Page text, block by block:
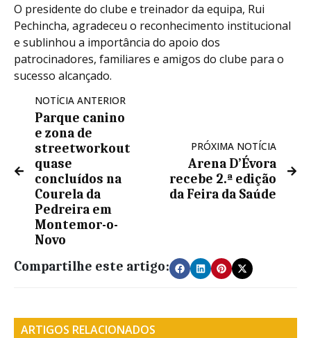
O presidente do clube e treinador da equipa, Rui
Pechincha, agradeceu o reconhecimento institucional
e sublinhou a importância do apoio dos
patrocinadores, familiares e amigos do clube para o
sucesso alcançado.
NOTÍCIA ANTERIOR
Parque canino
e zona de
streetworkout
quase
concluídos na
Courela da
Pedreira em
Montemor-o-
Novo
PRÓXIMA NOTÍCIA
Arena D’Évora
recebe 2.ª edição
da Feira da Saúde
Compartilhe este artigo:
ARTIGOS RELACIONADOS